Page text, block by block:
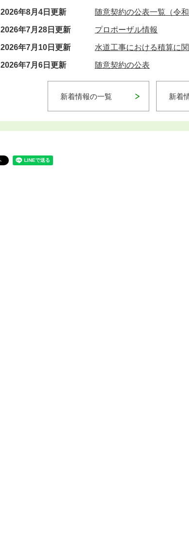
2026年8月4日更新 随意契約の公表一覧（令和
2026年7月28日更新 プロポーザル情報
2026年7月10日更新 水道工事における積算に
2026年7月6日更新 随意契約の公表
新着情報の一覧 新着